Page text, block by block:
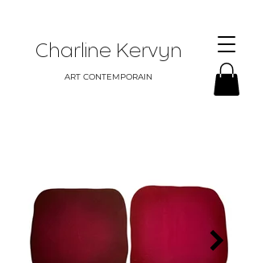
Charline Kervyn
ART CONTEMPORAIN